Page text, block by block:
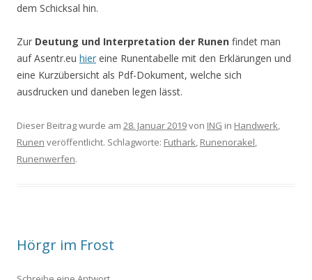
dem Schicksal hin.
Zur Deutung und Interpretation der Runen findet man
auf Asentr.eu hier eine Runentabelle mit den Erklärungen und
eine Kurzübersicht als Pdf-Dokument, welche sich
ausdrucken und daneben legen lässt.
Dieser Beitrag wurde am 28. Januar 2019von ING in Handwerk,
Runen veröffentlicht. Schlagworte: Futhark, Runenorakel,
Runenwerfen.
Hörgr im Frost